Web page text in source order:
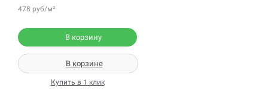
478 руб/м²
В корзину
В корзине
Купить в 1 клик